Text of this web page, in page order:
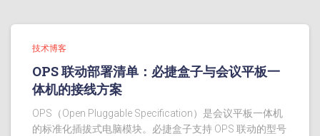
技术博客
OPS 联动部署清单：必捷盒子与会议平板一
体机的接线方案
OPS（Open Pluggable Specification）是会议平板一体机
的标准化插拔式电脑模块。必捷盒子支持 OPS 联动的型号